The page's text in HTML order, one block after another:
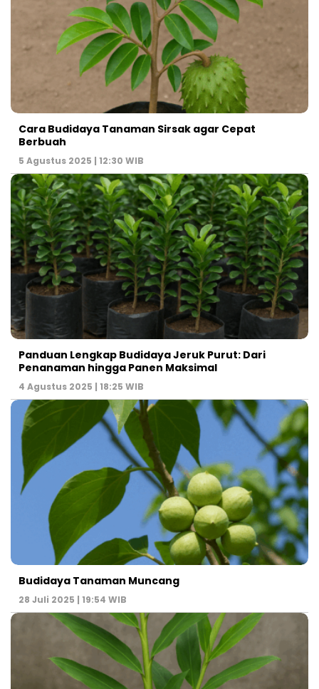
Cara Budidaya Tanaman Sirsak agar Cepat
Berbuah
5 Agustus 2025 | 12:30 WIB
Panduan Lengkap Budidaya Jeruk Purut: Dari
Penanaman hingga Panen Maksimal
4 Agustus 2025 | 18:25 WIB
Budidaya Tanaman Muncang
28 Juli 2025 | 19:54 WIB